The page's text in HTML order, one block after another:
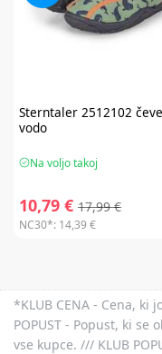
Sterntaler2512102
vodo
Na voljo takoj
10,79 € 17,99 €
NC30*: 14,39 €
*KLUB CENA - Cena, ki
POPUST - Popust, ki se
vse kupce. /// KLUB